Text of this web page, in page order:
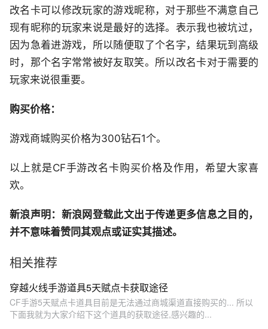
改名卡可以修改玩家的游戏昵称，对于那些不满意自己
现有昵称的玩家来说是最好的选择。表示我也被坑过，
因为急着进游戏，所以随便取了个名字，结果玩到高级
时，那个名字常常被好友取笑。所以改名卡对于需要的
玩家来说很重要。
购买价格：
游戏商城购买价格为300钻石1个。
以上就是CF手游改名卡购买价格及作用，希望大家喜
欢。
新浪声明：新浪网登载此文出于传递更多信息之目的，
并不意味着赞同其观点或证实其描述。
相关推荐
穿越火线手游道具5天赋点卡获取途径
CF手游5天赋点卡道具目前是无法通过商城渠道直接购买的... 所以
下面我就为大家介绍下这个道具的获取途径,感兴趣的...